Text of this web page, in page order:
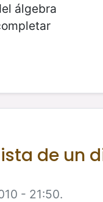
álgebra
de un
- 21:50.